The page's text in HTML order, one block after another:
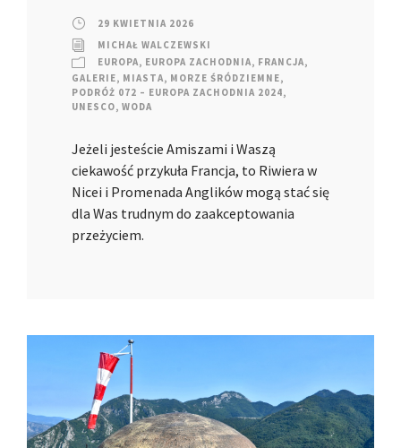
29 KWIETNIA 2026
MICHAŁ WALCZEWSKI
EUROPA, EUROPA ZACHODNIA, FRANCJA,
GALERIE, MIASTA, MORZE ŚRÓDZIEMNE,
PODRÓŻ 072 – EUROPA ZACHODNIA 2024,
UNESCO, WODA
Jeżeli jesteście Amiszami i Waszą
ciekawość przykuła Francja, to Riwiera w
Nicei i Promenada Anglików mogą stać się
dla Was trudnym do zaakceptowania
przeżyciem.